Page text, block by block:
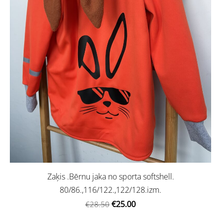
Zaķis .Bērnu jaka no sporta softshell.
80/86.,116/122.,122/128.izm.
€28.50 €25.00